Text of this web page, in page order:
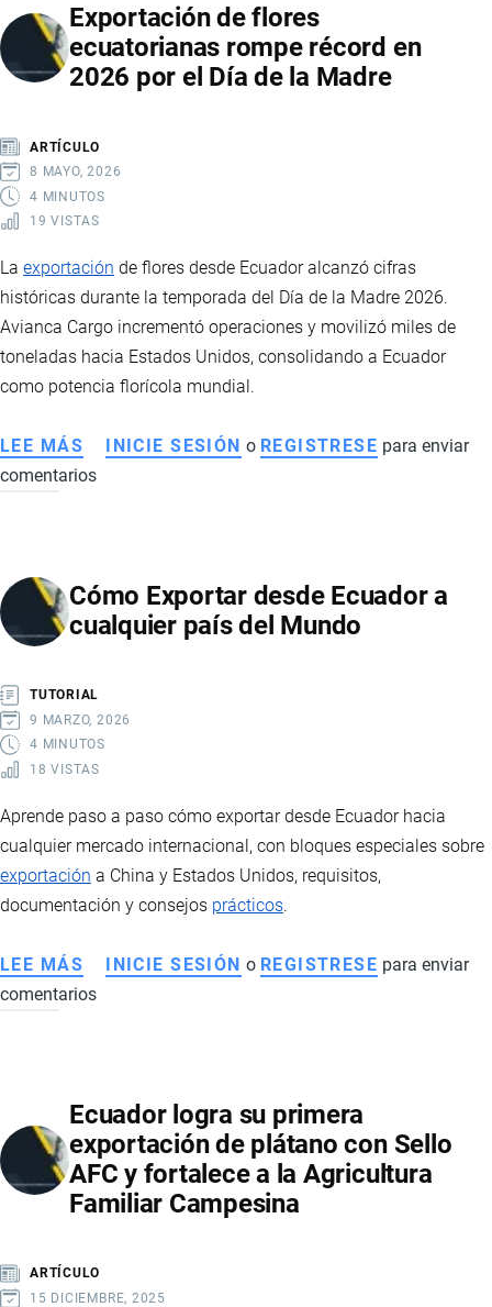
CANGREJOS
POR
SEIS
Exportación de flores
ecuatorianas rompe récord en
2026 por el Día de la Madre
ARTÍCULO
8 MAYO, 2026
4 MINUTOS
19 VISTAS
La exportación de flores desde Ecuador alcanzó cifras
históricas durante la temporada del Día de la Madre 2026.
Avianca Cargo incrementó operaciones y movilizó miles de
toneladas hacia Estados Unidos, consolidando a Ecuador
como potencia florícola mundial.
LEE MÁS SOBRE
EXPORTACIÓN
ROMPE
RÉCORD
POR
EL
DÍA
INICIE SESIÓN o REGISTRESE para enviar
comentarios
Cómo Exportar desde Ecuador a
cualquier país del Mundo
TUTORIAL
9 MARZO, 2026
4 MINUTOS
18 VISTAS
Aprende paso a paso cómo exportar desde Ecuador hacia
cualquier mercado internacional, con bloques especiales sobre
exportación a China y Estados Unidos, requisitos,
documentación y consejos prácticos.
LEE MÁS SOBRE
CÓMO
A
CUALQUIER
PAÍS
DEL
INICIE SESIÓN o REGISTRESE para enviar
comentarios
Ecuador logra su primera
exportación de plátano con Sello
AFC y fortalece a la Agricultura
Familiar Campesina
ARTÍCULO
15 DICIEMBRE, 2025